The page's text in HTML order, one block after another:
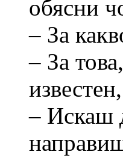
обясни
– За
– За
– Искаш